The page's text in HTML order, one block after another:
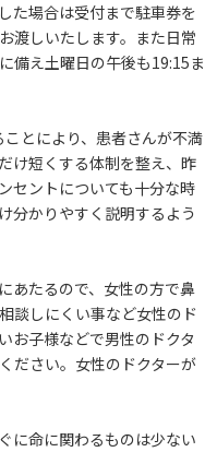
た場合は受付まで駐車券を
渡しいたします。また日常
備え土曜日の午後も19:15ま
とにより、患者さんが不満
け短くする体制を整え、昨
セントについても十分な時
分かりやすく説明するよう
あたるので、女性の方で鼻
談しにくい事など女性のド
お子様などで男性のドクタ
ださい。女性のドクターが
に命に関わるものは少ない